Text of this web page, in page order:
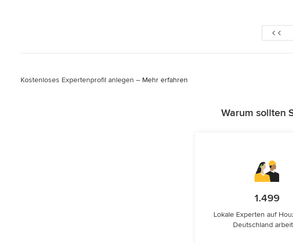
Kostenloses Expertenprofil anlegen – Mehr erfahren
Warum sollten
1.499
Lokale Experten auf
Deutschland